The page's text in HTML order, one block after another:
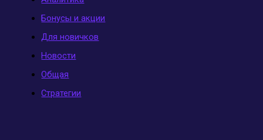
Бонусы и акции
Для новичков
Новости
Общая
Стратегии